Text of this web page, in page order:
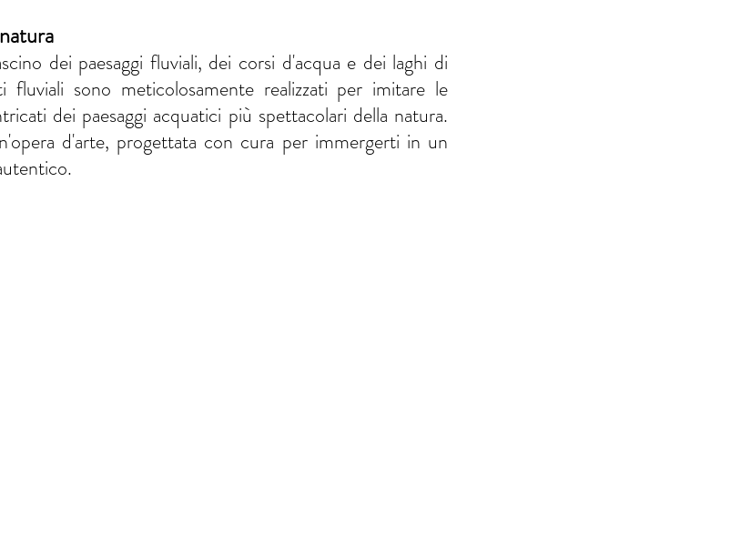
dei paesaggi fluviali, dei corsi d'acqua e dei laghi di
sono meticolosamente realizzati per imitare le
dei paesaggi acquatici più spettacolari della natura.
d'arte, progettata con cura per immergerti in un